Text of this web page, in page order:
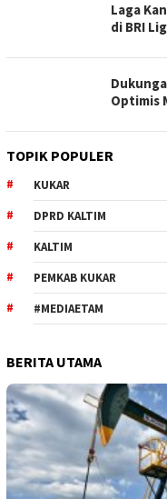
Laga
di BRI
Optimis
TOPIK POPULER
KUKAR
DPRD KALTIM
KALTIM
PEMKAB KUKAR
#MEDIAETAM
BERITA UTAMA